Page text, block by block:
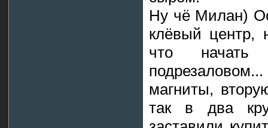
Ну чё Милан)
клёвый центр,
что начать
магниты,
так в два